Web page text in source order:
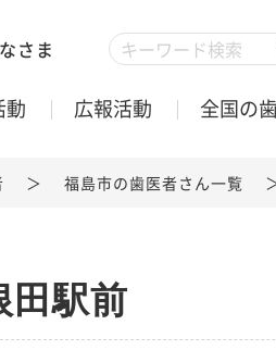
さま
動 広報活動 全国の
福島市の歯医者さん一覧
田駅前